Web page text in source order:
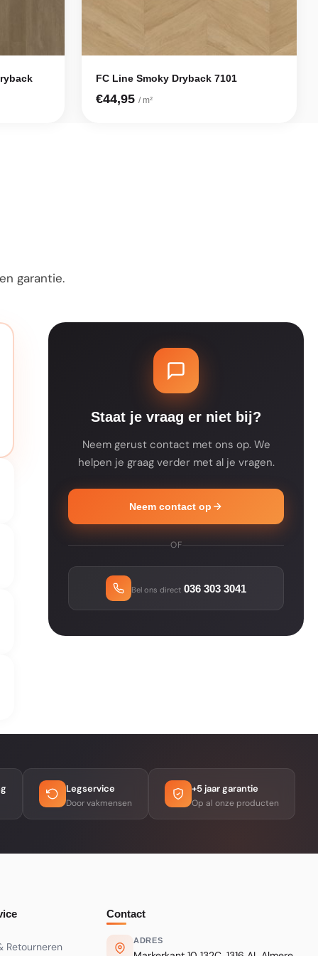
FC Line Smoky Dryback 7101
€44,95 / m²
garantie.
Staat je vraag er niet bij?
Neem gerust contact met ons op. We
helpen je graag verder met al je vragen.
Neem contact op
OF
Bel ons direct 036 303 3041
Legservice
Door vakmensen
+5 jaar garantie
Op al onze producten
Retourneren
Contact
ADRES